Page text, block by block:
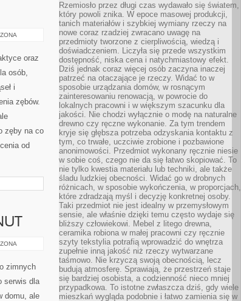
oraz
osób,
i
zębów.
zęby na co
od
zimnych
serwis dla
domu, ale
Rzemiosło przez długi czas wydawało się światem,
który powoli znika. W epoce masowej produkcji,
tanich materiałów i szybkiej wymiany rzeczy na
nowe coraz rzadziej zwracano uwagę na
przedmioty tworzone z cierpliwością, wiedzą i
doświadczeniem. Liczyła się przede wszystkim
dostępność, niska cena i natychmiastowy efekt.
Dziś jednak coraz więcej osób zaczyna inaczej
patrzeć na otaczające je rzeczy. Widać to w
sposobie urządzania domów, w rosnącym
zainteresowaniu renowacją, w powrocie do
lokalnych pracowni i w większym szacunku dla
jakości. Nie chodzi wyłącznie o modę na naturalne
drewno czy ręczne wykonanie. Za tym trendem
kryje się głębsza potrzeba odzyskania kontaktu z
tym, co trwałe, uczciwie zrobione i pozbawione
anonimowości. Przedmiot wykonany ręcznie niesie
w sobie coś, czego nie da się łatwo skopiować. To
nie tylko kwestia materiału lub techniki, ale także
śladu ludzkiej obecności. Widać go w drobnych
różnicach, w sposobie wykończenia, w proporcjach,
które zdradzają myśl i decyzję konkretnej osoby.
Taki przedmiot nie jest idealny w przemysłowym
sensie, ale właśnie dzięki temu często wydaje się
bliższy człowiekowi. Mebel z litego drewna,
ceramika robiona w małej pracowni czy ręcznie
szyty tekstylia potrafią wprowadzić do wnętrza
zupełnie inną jakość niż rzeczy wytwarzane
taśmowo. Nie krzyczą swoją obecnością, lecz
budują atmosferę. Sprawiają, że przestrzeń staje
się bardziej osobista, a codzienność nieco mniej
przypadkowa. To istotne zwłaszcza dziś, gdy wiele
mieszkań wygląda podobnie i łatwo zamienia się w